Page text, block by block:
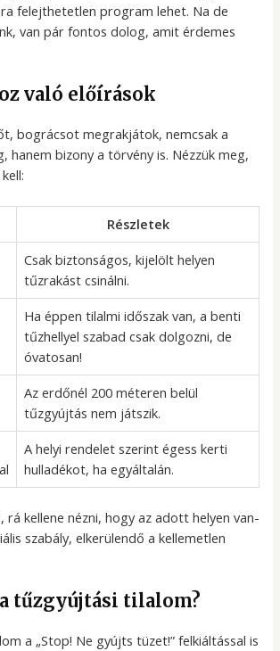
felejthetetlen program lehet. Na de
van pár fontos dolog, amit érdemes
való előírások
bográcsot megrakjátok, nemcsak a
hanem bizony a törvény is. Nézzük meg,
Részletek
Csak biztonságos, kijelölt helyen
tűzrakást csinálni.
Ha éppen tilalmi időszak van, a benti
tűzhellyel szabad csak dolgozni, de
óvatosan!
Az erdőnél 200 méteren belül
tűzgyújtás nem játszik.
A helyi rendelet szerint égess kerti
hulladékot, ha egyáltalán.
rá kellene nézni, hogy az adott helyen van-
szabály, elkerülendő a kellemetlen
tűzgyújtási tilalom?
a „Stop! Ne gyújts tüzet!” felkiáltással is